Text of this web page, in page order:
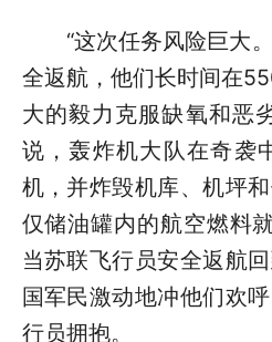
“这次任务风险巨大。
全返航，他们长时间在
大的毅力克服缺氧和恶
说，轰炸机大队在奇袭
机，并炸毁机库、机坪
仅储油罐内的航空燃料
当苏联飞行员安全返航
国军民激动地冲他们欢
行员拥抱。